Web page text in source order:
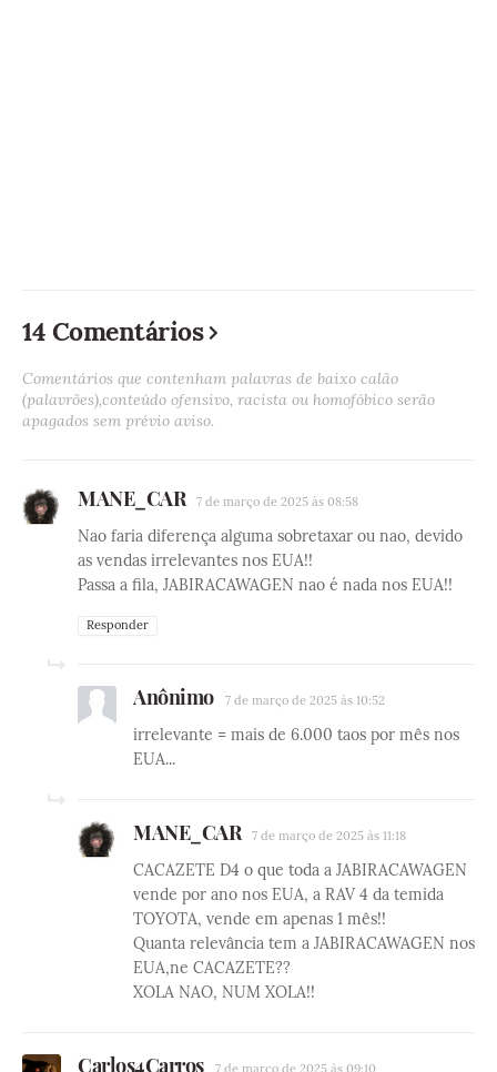
14 Comentários
Comentários que contenham palavras de baixo calão
(palavrões),conteúdo ofensivo, racista ou homofóbico serão
apagados sem prévio aviso.
MANE_CAR 7 de março de 2025 às 08:58
Nao faria diferença alguma sobretaxar ou nao, devido
as vendas irrelevantes nos EUA!!
Passa a fila, JABIRACAWAGEN nao é nada nos EUA!!
Responder
Anônimo 7 de março de 2025 às 10:52
irrelevante = mais de 6.000 taos por mês nos
EUA...
MANE_CAR 7 de março de 2025 às 11:18
CACAZETE D4 o que toda a JABIRACAWAGEN
vende por ano nos EUA, a RAV 4 da temida
TOYOTA, vende em apenas 1 mês!!
Quanta relevância tem a JABIRACAWAGEN nos
EUA,ne CACAZETE??
XOLA NAO, NUM XOLA!!
Carlos4Carros